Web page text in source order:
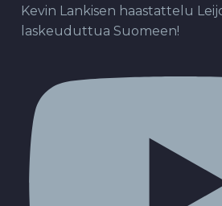
Kevin Lankisen haastattelu
laskeuduttua Suomeen!